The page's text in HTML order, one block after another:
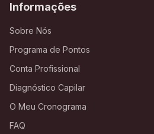
Informações
Sobre Nós
Programa de Pontos
Conta Profissional
Diagnóstico Capilar
O Meu Cronograma
FAQ